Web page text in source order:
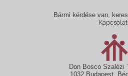
Bármi kérdése van,
Kapcsolat
Don Bosco Szalézi
1032 Budapest,